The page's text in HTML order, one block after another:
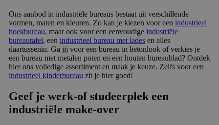
Ons aanbod in industriële bureaus bestaat uit verschillende
vormen, maten en kleuren. Zo kan je kiezen voor een industrieel
hoekbureau, maar ook voor een eenvoudige industriële
bureautafel, een industrieel bureau met lades en alles
daartussenin. Ga jij voor een bureau in betonlook of verkies je
een bureau met metalen poten en een houten bureaublad? Ontdek
hier ons volledige assortiment en maak je keuze. Zelfs voor een
industrieel kinderbureau zit je hier goed!
Geef je werk-of studeerplek een
industriële make-over